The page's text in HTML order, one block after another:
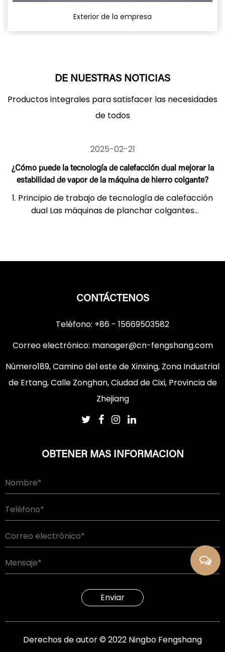
de la empresa
DE NUESTRAS NOTICIAS
Productos integrales para satisfacer las necesidades
de todos
2025-02-21
¿Cómo puede la tecnología de calefacción dual mejorar la
estabilidad de vapor de la máquina de hierro colgante?
1. Principio de trabajo de tecnología de calefacción
dual Las máquinas de planchar colgantes
CONTÁCTENOS
Teléfono: +86 - 15669503582
Correo electrónico: manager@cn-fengshang.com
Número189, Camino del este de Xinxing, Zona Industrial
de Ertang, Calle Zonghan, Ciudad de Cixi, Provincia de
Zhejiang
OBTENER MAS INFORMACION
Enviar
Derechos de autor © 2022 Ningbo Fengshang